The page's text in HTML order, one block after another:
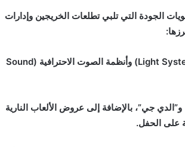
الجودة التي تلبي تطلعات الخريجين وإدارات
المسارح والتجهيزات: تصميم مسارح ضخمة بأحدث تقنيات الإضاءة (Light Systems) وأنظمة الصوت الاحترافية (Sound
و”الدي جي”، بالإضافة إلى عروض الألعاب النارية